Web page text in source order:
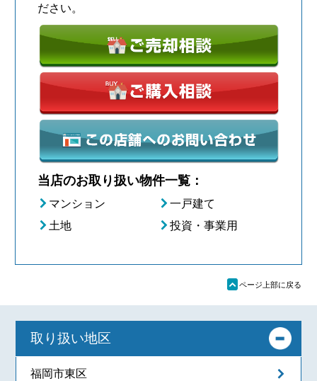
ださい。
当店のお取り扱い物件一覧：
マンション
一戸建て
土地
投資・事業用
ü ページ上部に戻る
取り扱い地区
福岡市東区